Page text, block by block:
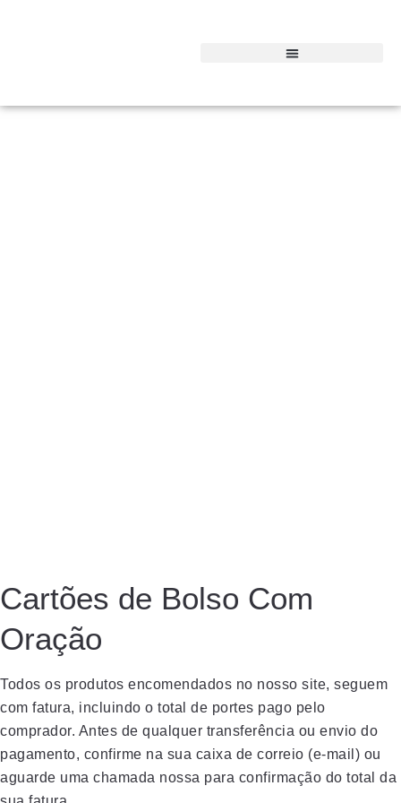
Cartões de Bolso Com
Oração
Todos os produtos encomendados no nosso site, seguem
com fatura, incluindo o total de portes pago pelo
comprador. Antes de qualquer transferência ou envio do
pagamento, confirme na sua caixa de correio (e-mail) ou
aguarde uma chamada nossa para confirmação do total da